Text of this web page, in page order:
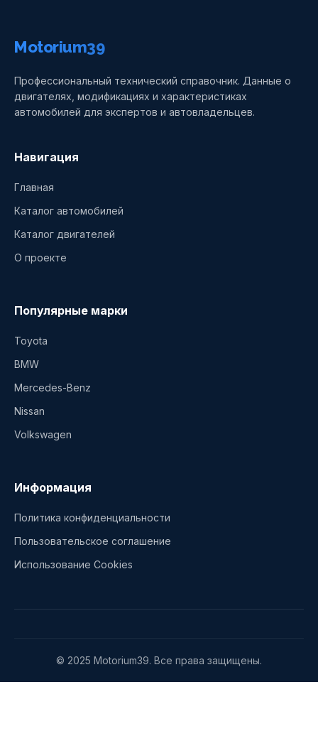
Motorium39
Профессиональный технический справочник. Данные о
двигателях, модификациях и характеристиках
автомобилей для экспертов и автовладельцев.
Навигация
Главная
Каталог автомобилей
Каталог двигателей
О проекте
Популярные марки
Toyota
BMW
Mercedes-Benz
Nissan
Volkswagen
Информация
Политика конфиденциальности
Пользовательское соглашение
Использование Cookies
© 2025 Motorium39. Все права защищены.